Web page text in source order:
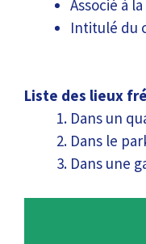
Associé à
Intitulé du
Liste des lieux
Dans un
Dans le
Dans une